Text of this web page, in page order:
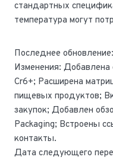
стандартных
температура могут
Последнее
Изменения: Добавлена
Cr6+; Расширена
пищевых продуктов;
закупок; Добавлен
Packaging; Встроены
контакты.
Дата следующего